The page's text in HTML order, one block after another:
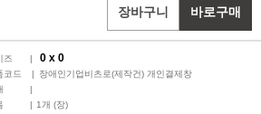
바로구매
장바구니
즈 0 x 0
코드
장애인기업비츠로(제작건) 개인결제창
1개 (장)